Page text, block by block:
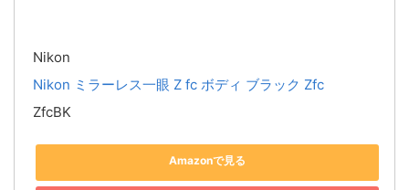
Nikon
Nikon ミラーレス一眼 Z fc ボディ ブラック Zfc
ZfcBK
Amazonで見る